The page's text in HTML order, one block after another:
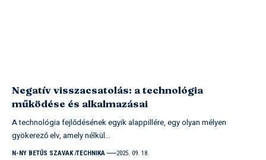
Negatív visszacsatolás: a technológia
működése és alkalmazásai
A technológia fejlődésének egyik alappillére, egy olyan mélyen
gyökerező elv, amely nélkül…
N-NY BETŰS SZAVAK TECHNIKA 2025. 09. 18.